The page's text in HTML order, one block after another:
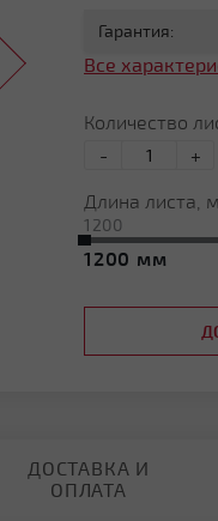
Гарантия:
Все
Количество
-
+
Длина листа,
1200
1200
ДОСТАВКА И
ОПЛАТА